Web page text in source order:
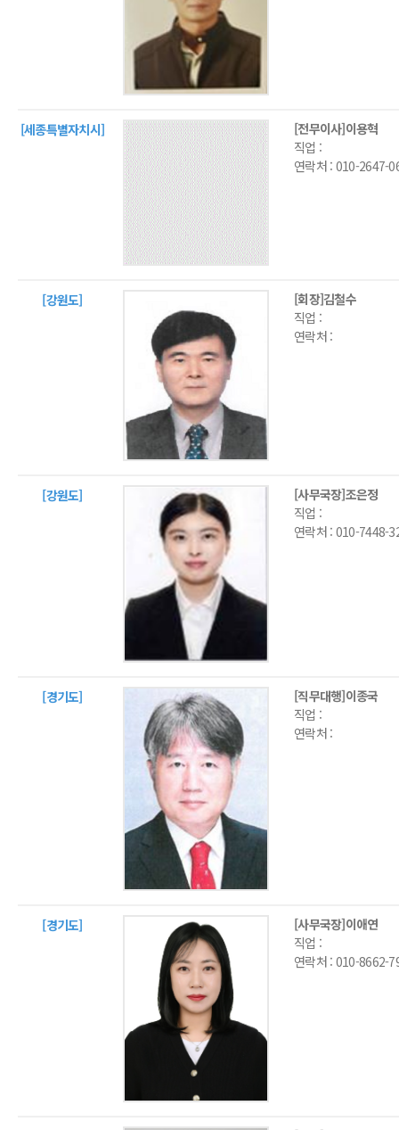
[세종특별자치시]
[전무이사]이용혁
직업 :
연락처 : 010-2647-
[강원도]
[회장]김철수
직업 :
연락처 :
[강원도]
[사무국장]조은정
직업 :
연락처 : 010-7448-
[경기도]
[직무대행]이종국
직업 :
연락처 :
[경기도]
[사무국장]이애연
직업 :
연락처 : 010-8662-